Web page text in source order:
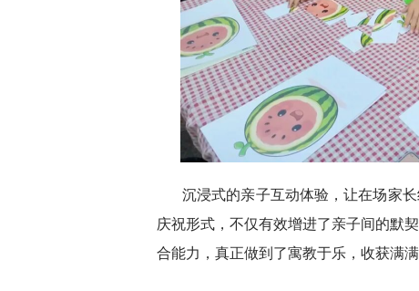
沉浸式的亲子互动体验，让在场家
庆祝形式，不仅有效增进了亲子间的默
合能力，真正做到了寓教于乐，收获满满